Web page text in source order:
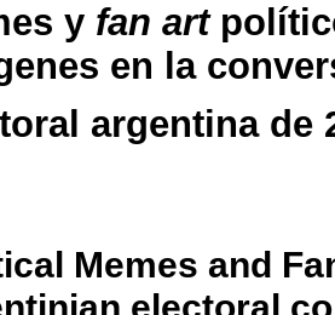
y fan art
en la
argentina de
Memes and
electoral